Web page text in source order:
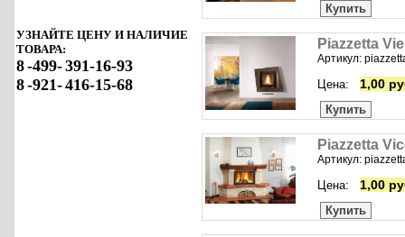
УЗНАЙТЕ ЦЕНУ И НАЛИЧИЕ
ТОВАРА:
8-499-391-16-93
8-921-416-15-68
Купить
Piazzetta
Артикул:
Цена: 1,00
Купить
Piazzetta
Артикул:
Цена: 1,00
Купить